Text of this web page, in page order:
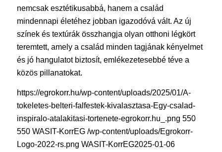
nemcsak esztétikusabbá, hanem a család
mindennapi életéhez jobban igazodóvá vált. Az új
színek és textúrák összhangja olyan otthoni légkört
teremtett, amely a család minden tagjának kényelmet
és jó hangulatot biztosít, emlékezetesebbé téve a
közös pillanatokat.
https://egrokorr.hu/wp-content/uploads/2025/01/A-
tokeletes-belteri-falfestek-kivalasztasa-Egy-csalad-
inspiralo-atalakitasi-tortenete-egrokorr.hu_.png 550
550 WASIT-KorrEG /wp-content/uploads/Egrokorr-
Logo-2022-rs.png WASIT-KorrEG2025-01-06